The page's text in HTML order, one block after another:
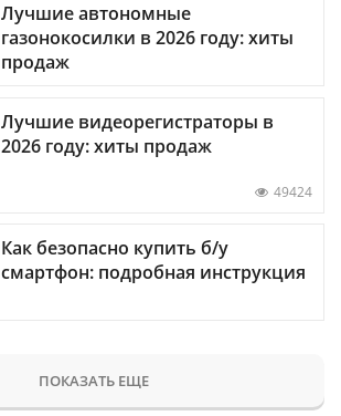
Лучшие автономные
газонокосилки в 2026 году: хиты
продаж
Лучшие видеорегистраторы в
2026 году: хиты продаж
49424
Как безопасно купить б/у
смартфон: подробная инструкция
ПОКАЗАТЬ ЕЩЕ